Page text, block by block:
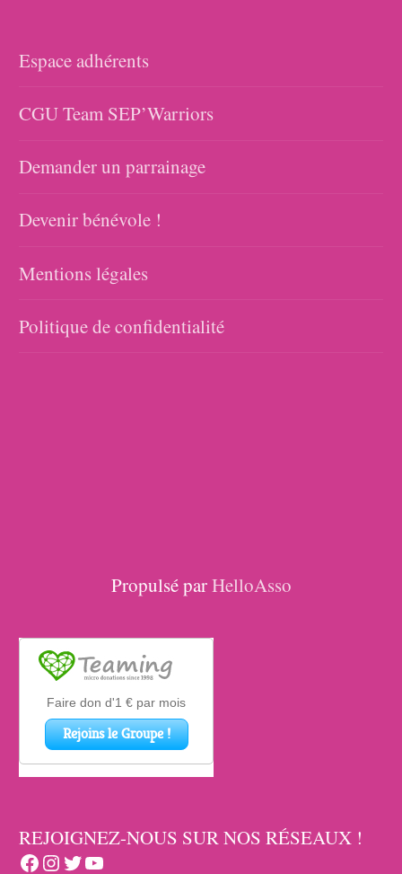
Espace adhérents
CGU Team SEP’Warriors
Demander un parrainage
Devenir bénévole !
Mentions légales
Politique de confidentialité
Propulsé parHelloAsso
REJOIGNEZ-NOUS SUR NOS RÉSEAUX !
Facebook
Instagram
TwitterYouTube